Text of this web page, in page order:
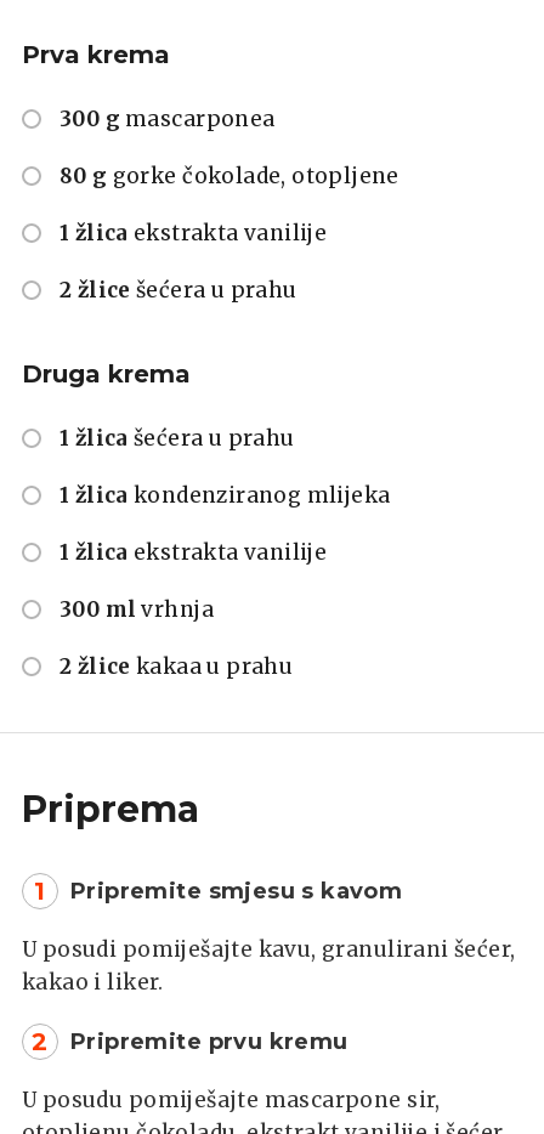
Prva krema
300 g mascarponea
80 g gorke čokolade, otopljene
1 žlica ekstrakta vanilije
2 žlice šećera u prahu
Druga krema
1 žlica šećera u prahu
1 žlica kondenziranog mlijeka
1 žlica ekstrakta vanilije
300 ml vrhnja
2 žlice kakaa u prahu
Priprema
1 Pripremite smjesu s kavom
U posudi pomiješajte kavu, granulirani šećer,
kakao i liker.
2 Pripremite prvu kremu
U posudu pomiješajte mascarpone sir,